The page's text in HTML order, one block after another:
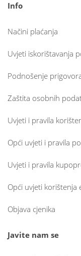
Info
Načini plaćanja
Uvjeti iskorištavanja
Podnošenje
Zaštita osobnih
Uvjeti i pravila
Opći uvjeti i pravila
Uvjeti i pravila
Opći uvjeti korištenja
Objava cjenika
Javite nam se